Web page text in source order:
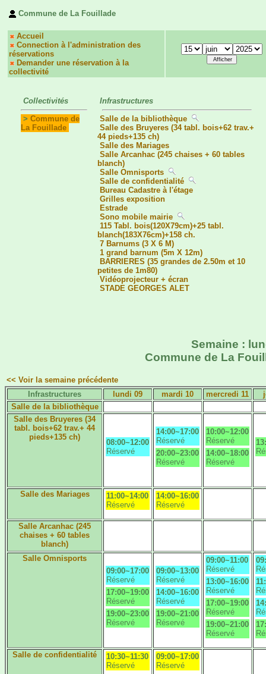
Commune de La Fouillade
Accueil
Connection à l'administration des
réservations
Demander une réservation à la
collectivité
Collectivités
> Commune de
La Fouillade
Infrastructures
Salle de la bibliothèque
Salle des Bruyeres (34 tabl. bois+62 trav.+
44 pieds+135 ch)
Salle des Mariages
Salle Arcanhac (245 chaises + 60 tables
blanch)
Salle Omnisports
Salle de confidentialité
Bureau Cadastre à l'étage
Grilles exposition
Estrade
Sono mobile mairie
115 Tabl. bois(120X79cm)+25 tabl.
blanch(183X76cm)+158 ch.
7 Barnums (3 X 6 M)
1 grand barnum (5m X 12m)
BARRIERES (35 grandes de 2.50m et 10
petites de 1m80)
Vidéoprojecteur + écran
STADE GEORGES ALET
Semaine :
Commune de La
<< Voir la semaine précédente
Infrastructures
lundi 09 mardi 10 mercredi 11
Salle de la bibliothèque
Salle des Bruyeres (34
tabl. bois+62 trav.+ 44
pieds+135 ch)
08:00~12:00
Réservé
14:00~17:00
Réservé
20:00~23:00
Réservé
10:00~12:00
Réservé
14:00~18:00
Réservé
Salle des Mariages
11:00~14:00
Réservé
14:00~16:00
Réservé
Salle Arcanhac (245
chaises + 60 tables
blanch)
Salle Omnisports
09:00~17:00
Réservé
17:00~19:00
Réservé
19:00~23:00
Réservé
09:00~13:00
Réservé
14:00~16:00
Réservé
19:00~21:00
Réservé
09:00~11:00
Réservé
13:00~16:00
Réservé
17:00~19:00
Réservé
19:00~21:00
Réservé
Salle de confidentialité
10:30~11:30
Réservé
09:00~17:00
Réservé